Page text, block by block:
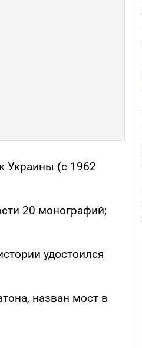
Украины (с 1962
20 монографий;
удостоился
назван мост в